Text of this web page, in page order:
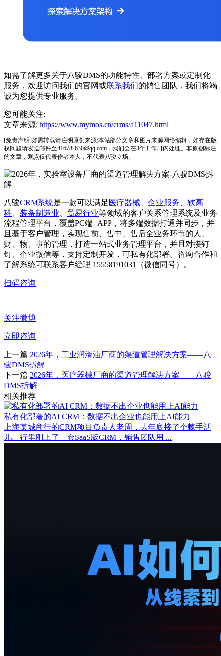
如需了解更多关于八骏DMS的功能特性、部署方案或定制化
服务，欢迎访问我们的官网或联系我们的销售团队，我们将竭
诚为您提供专业服务。
您可能关注:
文章来源: https://www.mymos.cn/crms/a11047.html
[免责声明]如需转载请注明原创来源;本站部分文章和图片来源网络编辑，如存在版
权问题请发送邮件至416782630@qq.com，我们会在3个工作日内处理。非原创标注
的文章，观点仅代表作者本人，不代表八骏立场。
八骏CRM系统是一款可以满足 医疗器械 企业服务
软高
科
装备制造业 贸易行业等领域的客户关系管理系统及业务
流程管理平台，覆盖PC端+APP，将多端数据打通并同步，并
且基于客户管理，实现售前、售中、售后全业务环节的人、
财、物、事的管理，打造一站式业务管理平台，并且对接钉
钉、企业微信等，支持定制开发，可私有化部署。咨询合作和
了解系统可联系客户经理 15558191031（微信同号）。
扫码咨询
关注微博
立即咨询
上一篇 2026年，工业润滑油厂商的渠道管理解决方案——八
骏DMS拆解
下一篇 2026年，医疗器械厂商的渠道管理解决方案——八骏
DMS拆解
相关推荐
私有化部署的AI CRM：数据不出企业也能用上AI能力
上海某城商行的CRM项目负责人老周，去年底接了个棘手活
儿。行里刚上了一套SaaS版CRM，销售团队用 ...